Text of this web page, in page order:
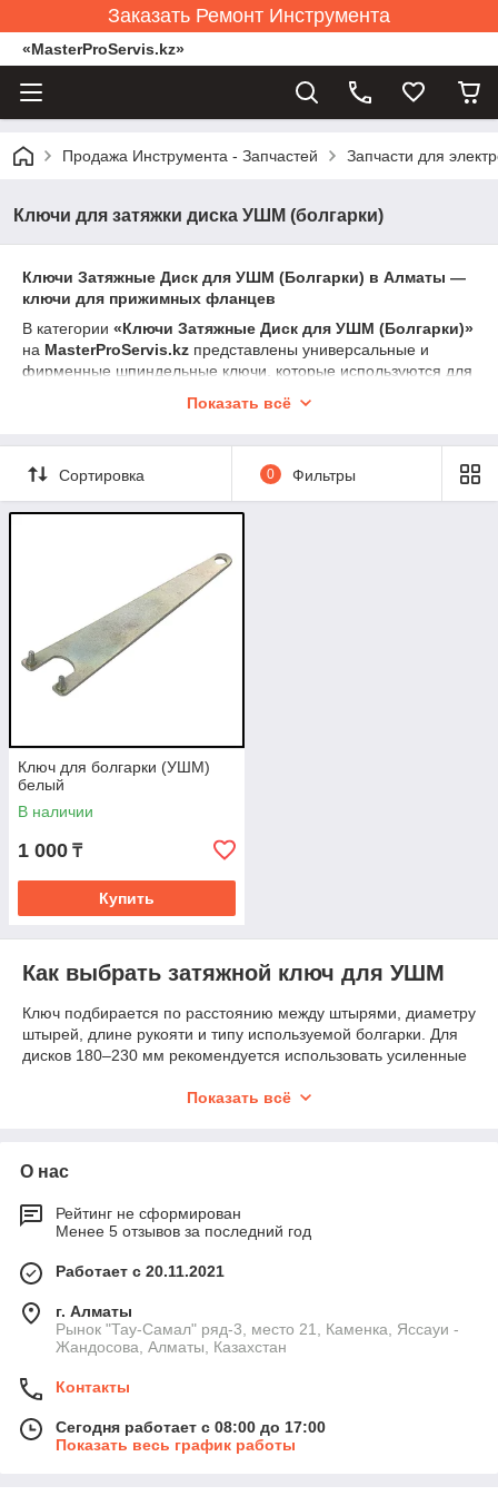
Заказать Ремонт Инструмента
«MasterProServis.kz»
Продажа Инструмента - Запчастей Запчасти для
Ключи для затяжки диска УШМ (болгарки)
Ключи Затяжные Диск для УШМ (Болгарки) в Алматы —
ключи для прижимных фланцев
В категории «Ключи Затяжные Диск для УШМ (Болгарки)»
на MasterProServis.kz представлены универсальные и
фирменные шпиндельные ключи, которые используются для
предотвращает проскальзывание диска, снижает риск
биения и повышает безопасность работы болгарки. Ключ
необходим при установке, замене и обслуживании любых
типов дисков — отрезных, зачистных, шлифовальных и
В наличии ключи под большинство УШМ с резьбой
Доставка по Алматы курьером
Когда нужен новый затяжной ключ
Стерлись или погнулись штырьки
Не подходит расстояние
Закусило гайкуи требуется большее усилие.
Утеря родного ключа от болгарки.
Работа с УШМ высокой мощности — нужен
Показать всё
Сортировка 0 Фильтры
Ключ для болгарки (УШМ)
белый
В наличии
1 000 ₸
Купить
Как выбрать затяжной ключ для УШМ
Ключ подбирается по расстоянию между штырями, диаметру
штырей, длине рукояти и типу используемой болгарки. Для
дисков 180–230 мм рекомендуется использовать усиленные
Основные технические параметры
Диаметр штырей
больших УШМ).
инструментальная сталь.
Типы
универсальный, усиленный.
Типичные ошибки при использовании
ключей
между штырями.
Показать всё
О нас
Рейтинг не сформирован
Менее 5 отзывов за последний год
Работает с 20.11.2021
г. Алматы
Рынок "Тау-Самал" ряд-3, место 21, Каменка, Яссауи -
Жандосова, Алматы, Казахстан
Контакты
Сегодня работает с 08:00 до 17:00
Показать весь график работы